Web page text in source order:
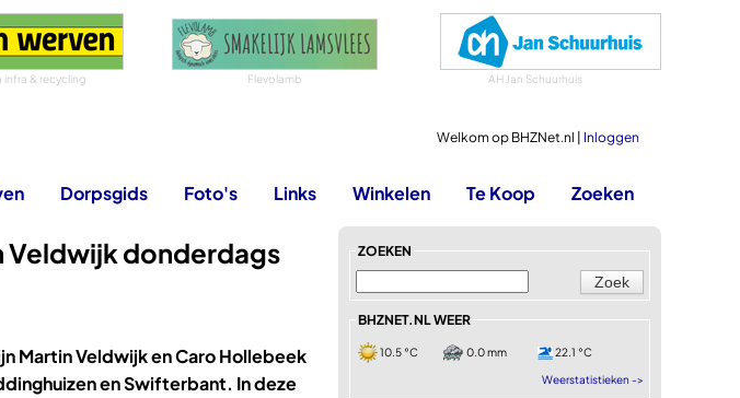
infra & recycling Flevolamb AH Jan Schuurhuis
Welkom op BHZNet.nl | Inloggen
Dorpsgids Foto's Links Winkelen Te Koop Zoeken
Veldwijk donderdags
Martin Veldwijk en Caro Hollebeek
en Swifterbant. In deze
ZOEKEN
BHZNET.NL WEER
10.5 °C 0.0 mm 22.1 °C
Weerstatistieken ->